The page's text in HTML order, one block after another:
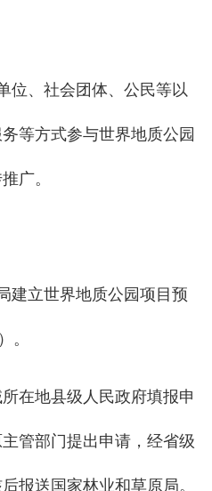
位、社会团体、公民等以
等方式参与世界地质公园
广。
建立世界地质公园项目预
。
在地县级人民政府填报申
管部门提出申请，经省级
报送国家林业和草原局。